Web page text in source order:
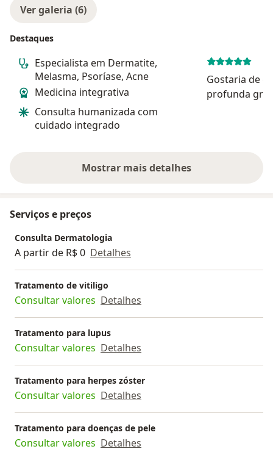
Ver galeria (6)
Destaques
Especialista em Dermatite,
Melasma, Psoríase, Acne
Medicina integrativa
Consulta humanizada com
cuidado integrado
Gostaria de
profunda
Mostrar mais detalhes
sobre a experiência
Serviços e preços
Consulta Dermatologia
A partir de R$ 0 Detalhes
Tratamento de vitiligo
Consultar valores Detalhes
Tratamento para lupus
Consultar valores Detalhes
Tratamento para herpes zóster
Consultar valores Detalhes
Tratamento para doenças de pele
Consultar valores Detalhes